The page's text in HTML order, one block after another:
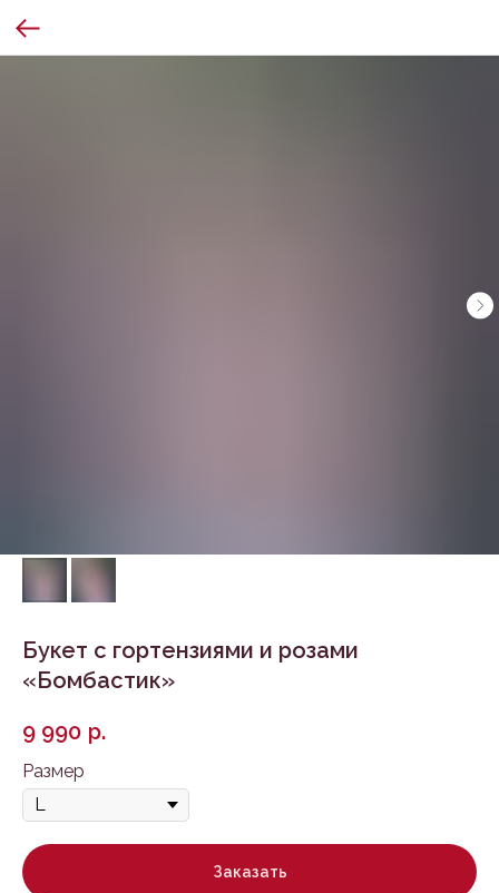
Букет с гортензиями и розами
«Бомбастик»
9 990 р.
Размер
Заказать